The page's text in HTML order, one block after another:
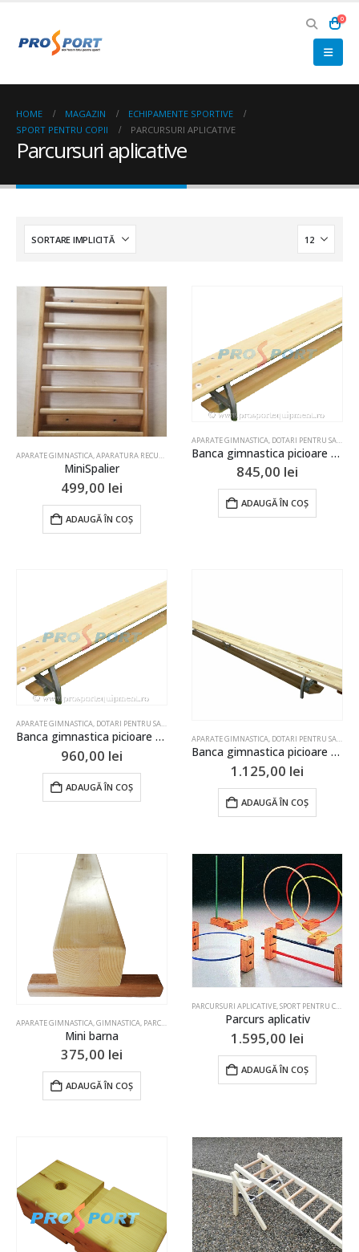
0
HOME MAGAZIN
ECHIPAMENTE SPORTIVE
SPORT PENTRU COPII
PARCURSURI APLICATIVE
Parcursuri aplicative
APARATE GIMNASTICA,APARATURA RECUPERARE FIZICA ,CARDIO, FITNESS & TIMP LIBER,
MiniSpalier
499,00 lei
ADAUGĂ ÎN COȘ
APARATE GIMNASTICA, DOTARI PENTRU SALI DE SPORT
Banca gimnastica picioare metalice 2m
845,00 lei
ADAUGĂ ÎN COȘ
APARATE GIMNASTICA, DOTARI PENTRU SALI DE SPORT
Banca gimnastica picioare metalice 3m
960,00 lei
ADAUGĂ ÎN COȘ
APARATE GIMNASTICA, DOTARI PENTRU SALI DE SPORT
Banca gimnastica picioare metalice 4m
1.125,00 lei
ADAUGĂ ÎN COȘ
APARATE GIMNASTICA,GIMNASTICA, PARCURSURI APLICATIVE ,SPORT PENTRU COPII
Mini barna
375,00 lei
ADAUGĂ ÎN COȘ
PARCURSURI APLICATIVE,SPORT PENTRU COPII
Parcurs aplicativ
1.595,00 lei
ADAUGĂ ÎN COȘ